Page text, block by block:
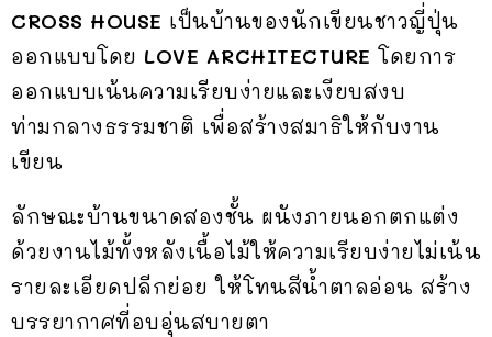
CROSS HOUSE เป็นบ้านของนักเขียนชาวญี่ปุ่น
ออกแบบโดย LOVE ARCHITECTURE โดยการ
ออกแบบเน้นความเรียบง่ายและเงียบสงบ
ท่ามกลางธรรมชาติ เพื่อสร้างสมาธิให้กับงาน
เขียน
ลักษณะบ้านขนาดสองชั้น ผนังภายนอกตกแต่ง
ด้วยงานไม้ทั้งหลังเนื้อไม้ให้ความเรียบง่ายไม่เน้น
รายละเอียดปลีกย่อย ให้โทนสีน้ำตาลอ่อน สร้าง
บรรยากาศที่อบอุ่นสบายตา